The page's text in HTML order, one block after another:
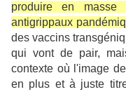
produire en masse
antigrippaux
des vaccins
qui vont de pair,
contexte où l'image
en plus et à juste